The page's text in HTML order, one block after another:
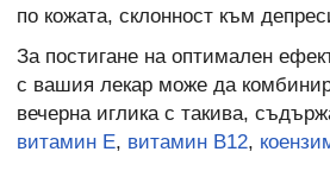
по кожата, склонност към
За постигане на оптимален
с вашия лекар може да
вечерна иглика с такива,
витамин Е, витамин В12,